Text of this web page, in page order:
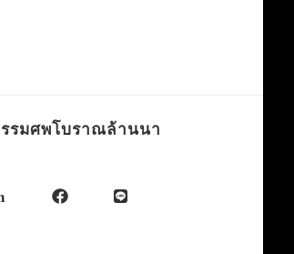
รมศพโบราณล้านนา